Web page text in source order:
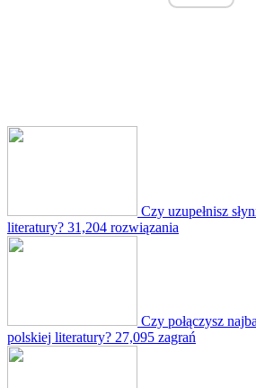
Czy uzupełnisz
literatury? 31,204 rozwiązania
Czy połączysz
polskiej literatury? 27,095 zagrań